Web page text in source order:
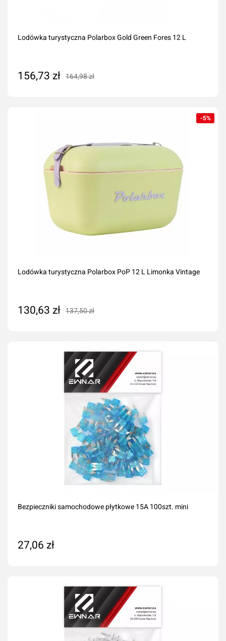
Lodówka turystyczna Polarbox Gold Green Fores 12 L
156,73 zł 164,98 zł
-5%
Lodówka turystyczna Polarbox PoP 12 L Limonka Vintage
130,63 zł 137,50 zł
Bezpieczniki samochodowe płytkowe 15A 100szt. mini
27,06 zł